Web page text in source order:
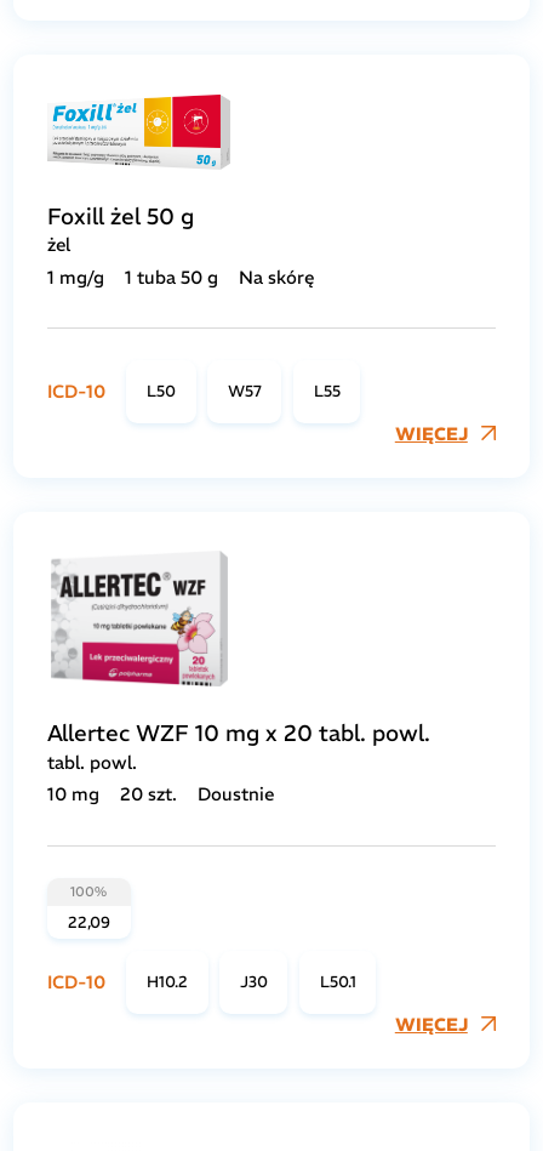
Foxill żel 50 g
żel
1 mg/g
1 tuba 50 g Na skórę
ICD-10 L50 W57 L55
WIĘCEJ
Allertec WZF 10 mg x 20 tabl. powl.
tabl. powl.
10 mg
20 szt. Doustnie
100%
22,09
ICD-10 H10.2 J30 L50.1
WIĘCEJ